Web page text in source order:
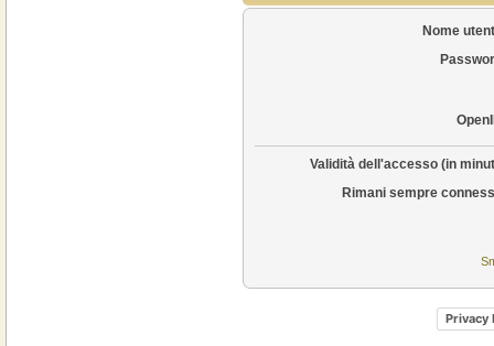
Nome
Validità dell'accesso (in
Rimani sempre
Privacy